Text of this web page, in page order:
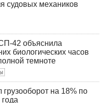
судовых механиков
42 объяснила
биологических часов
темноте
на 18% по